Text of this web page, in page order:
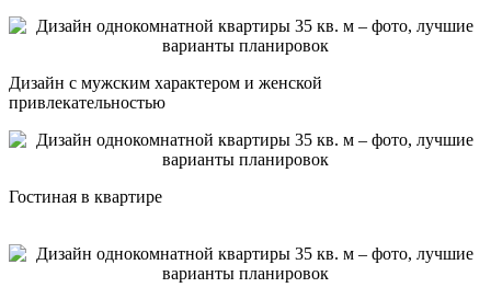
Дизайн с мужским характером и женской
привлекательностью
Гостиная в квартире